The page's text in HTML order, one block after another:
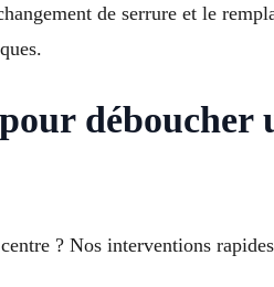
de serrure et le
déboucher
? Nos interventions